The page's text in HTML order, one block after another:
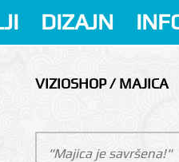
DIZAJN
VIZIOSHOP / MAJICA
"Majica je savršena!"